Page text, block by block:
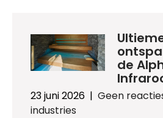
de
23 juni 2026 | Geen
industries